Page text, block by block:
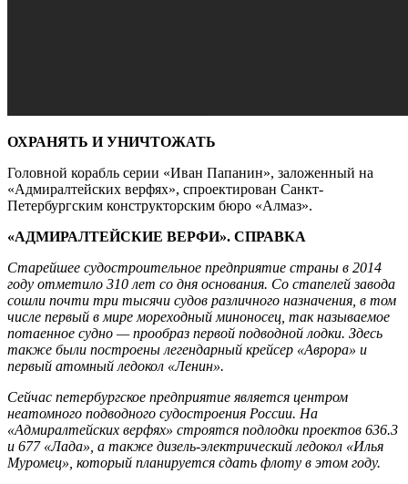
ОХРАНЯТЬ И УНИЧТОЖАТЬ
Головной корабль серии «Иван Папанин», заложенный на
«Адмиралтейских верфях», спроектирован Санкт-
Петербургским конструкторским бюро «Алмаз».
«АДМИРАЛТЕЙСКИЕ ВЕРФИ». СПРАВКА
Старейшее судостроительное предприятие страны в 2014
году отметило 310 лет со дня основания. Со стапелей завода
сошли почти три тысячи судов различного назначения, в том
числе первый в мире мореходный миноносец, так называемое
потаенное судно — прообраз первой подводной лодки. Здесь
также были построены легендарный крейсер «Аврора» и
первый атомный ледокол «Ленин».
Сейчас петербургское предприятие является центром
неатомного подводного судостроения России. На
«Адмиралтейских верфях» строятся подлодки проектов 636.3
и 677 «Лада», а также дизель-электрический ледокол «Илья
Муромец», который планируется сдать флоту в этом году.